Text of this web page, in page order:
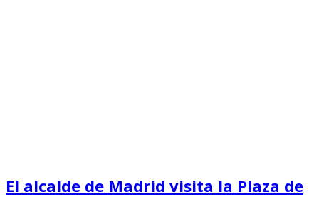
El alcalde de Madrid visita la Plaza de